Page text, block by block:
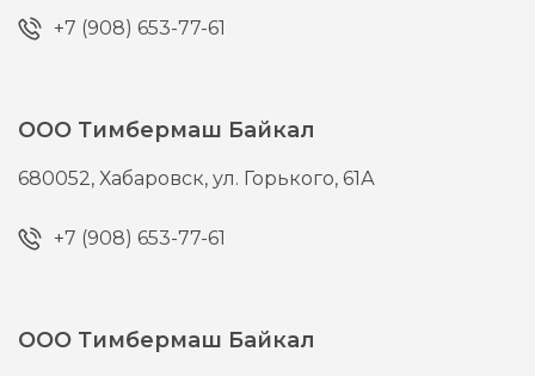
+7 (908) 653-77-61
ООО Тимбермаш Байкал
680052,Хабаровск,ул. Горького, 61А
+7 (908) 653-77-61
ООО Тимбермаш Байкал